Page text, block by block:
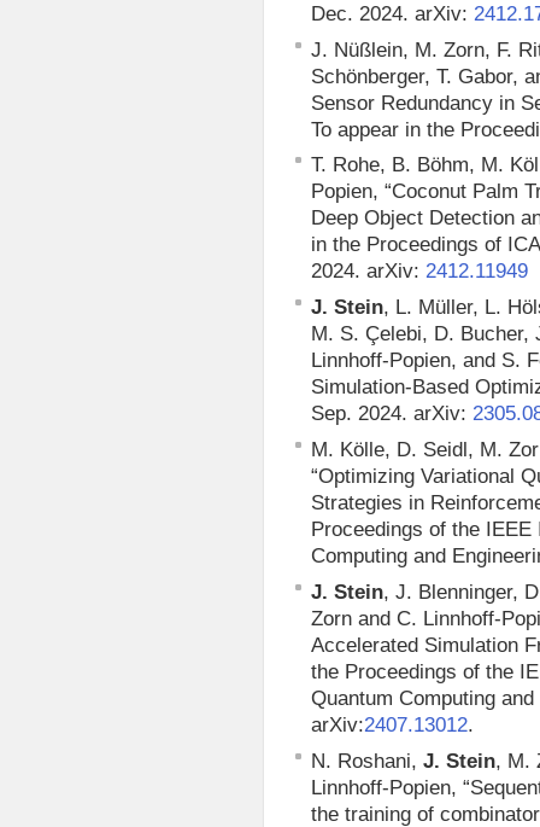
Dec. 2024. arXiv:
J. Nüßlein, M. Zorn, F.
Schönberger, T. Gabor,
Sensor Redundancy in
To appear in the
T. Rohe, B. Böhm, M.
Popien, “Coconut Palm
Deep Object Detection
in the Proceedings of
2024. arXiv:2412.11949
J. Stein, L. Müller, L.
M. S. Çelebi, D. Bucher,
Linnhoff-Popien, and S.
Simulation-Based
Sep. 2024. arXiv:
M. Kölle, D. Seidl, M.
“Optimizing Variational
Strategies in
Proceedings of the
Computing and
J. Stein, J. Blenninger,
Zorn and C. Linnhoff-
Accelerated Simulation
the Proceedings of the
Quantum Computing
arXiv:2407.13012.
N. Roshani,J. Stein, M.
Linnhoff-Popien,
the training of